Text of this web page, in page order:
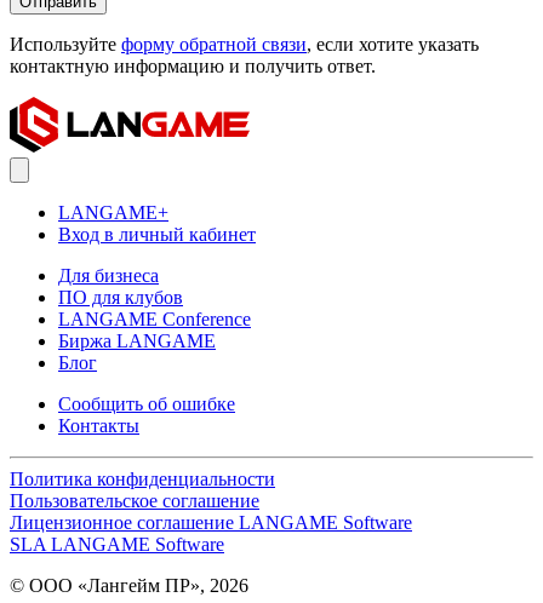
Используйте форму обратной связи, если хотите указать
контактную информацию и получить ответ.
LANGAME+
Вход в личный кабинет
Для бизнеса
ПО для клубов
LANGAME Conference
Биржа LANGAME
Блог
Сообщить об ошибке
Контакты
Политика конфиденциальности
Пользовательское соглашение
Лицензионное соглашение LANGAME Software
SLA LANGAME Software
© ООО «Лангейм ПР», 2026